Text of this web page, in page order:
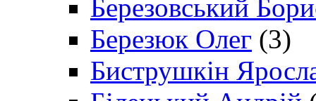
Березовський
Березюк Олег (3)
Биструшкін